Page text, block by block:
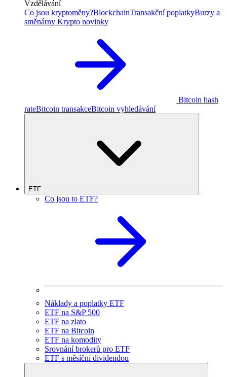
Vzdělávání
Co jsou kryptoměny?BlockchainTransakční poplatkyBurzy a
směnárny Krypto novinky
Bitcoin hash
rateBitcoin transakceBitcoin vyhledávání
ETF
Co jsou to ETF?
Náklady a poplatky ETF
ETF na S&P 500
ETF na zlato
ETF na Bitcoin
ETF na komodity
Srovnání brokerů pro ETF
ETF s měsíční dividendou